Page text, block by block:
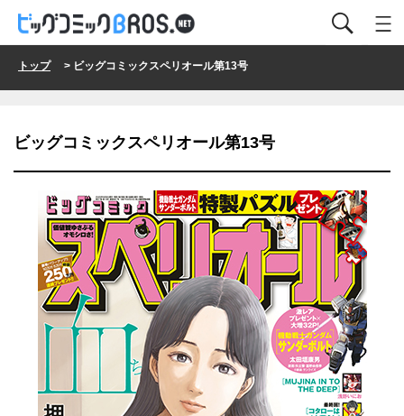
トップ> ビッグコミックスペリオール第13号
ビッグコミックスペリオール第13号